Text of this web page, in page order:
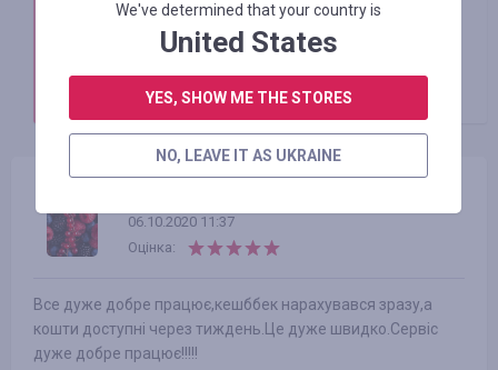
для зарахування кешбеку, і в Bigl UA це близько
35-ти днів. Дана інформація розташована в
З повагою, Smarty.Sale
06.10.2020 11:37
Оцінка:
Все дуже добре працює,кешббек нарахувався зразу,а
кошти доступні через тиждень.Це дуже швидко.Сервіс
дуже добре працює!!!!!
We've determined that your country is
United States
YES, SHOW ME THE STORES
NO, LEAVE IT AS UKRAINE